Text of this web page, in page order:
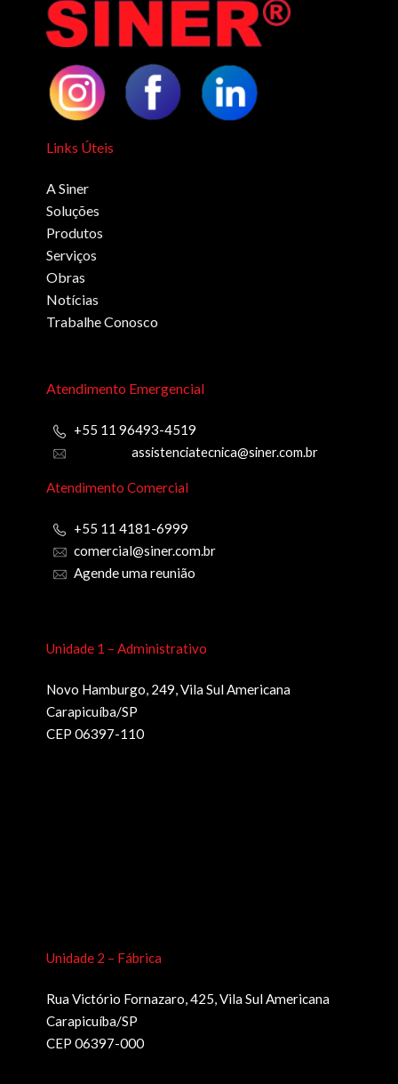
Links Úteis
A Siner
Soluções
Produtos
Serviços
Obras
Notícias
Trabalhe Conosco
Atendimento Emergencial
+55 11 96493-4519
assistenciatecnica@siner.com.br
Atendimento Comercial
+55 11 4181-6999
comercial@siner.com.br
Agende uma reunião
Unidade 1 – Administrativo
Novo Hamburgo, 249, Vila Sul Americana
Carapicuíba/SP
CEP 06397-110
Unidade 2 – Fábrica
Rua Victório Fornazaro, 425, Vila Sul Americana
Carapicuíba/SP
CEP 06397-000